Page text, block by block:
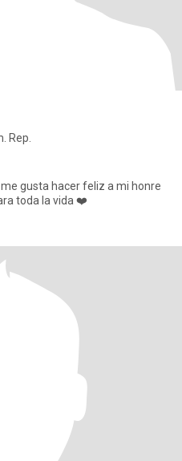
Rep.
gusta hacer feliz a mi honre
toda la vida ❤️